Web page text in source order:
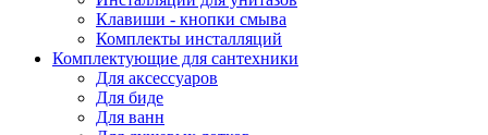
Клавиши - кнопки смыва
Комплекты инсталляций
Комплектующие для сантехники
Для аксессуаров
Для биде
Для ванн